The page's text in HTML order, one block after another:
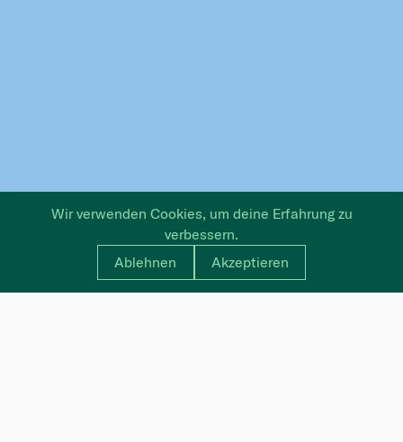
Wir verwenden Cookies, um deine Erfahrung zu
verbessern.
Ablehnen
Akzeptieren